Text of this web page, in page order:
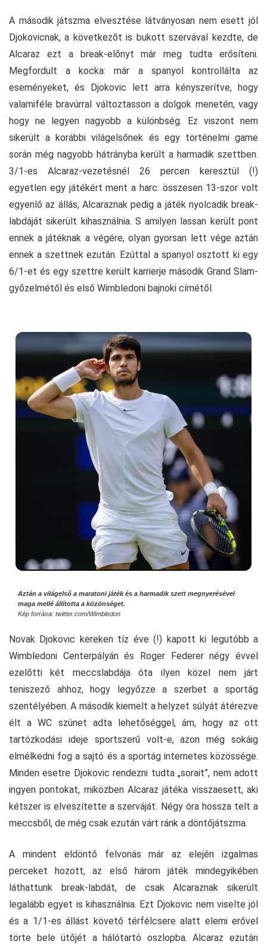
A második játszma elvesztése látványosan nem esett jól
Djokovicnak, a következőt is bukott szervával kezdte, de
Alcaraz ezt a break-előnyt már meg tudta erősíteni.
Megfordult a kocka: már a spanyol kontrollálta az
eseményeket, és Djokovic lett arra kényszerítve, hogy
valamiféle bravúrral változtasson a dolgok menetén, vagy
hogy ne legyen nagyobb a különbség. Ez viszont nem
sikerült a korábbi világelsőnek és egy történelmi game
során még nagyobb hátrányba került a harmadik szettben.
3/1-es Alcaraz-vezetésnél 26 percen keresztül (!)
egyetlen egy játékért ment a harc: összesen 13-szor volt
egyenlő az állás, Alcaraznak pedig a játék nyolcadik break-
labdáját sikerült kihasználnia. S amilyen lassan került pont
ennek a játéknak a végére, olyan gyorsan lett vége aztán
ennek a szettnek ezután. Ezúttal a spanyol osztott ki egy
6/1-et és egy szettre került karrierje második Grand Slam-
győzelmétől és első Wimbledoni bajnoki címétől.
Aztán a világelső a maratoni játék és a harmadik szett megnyerésével
maga mellé állította a közönséget.
Kép forrása: twitter.com/Wimbledon
Novak Djokovic kereken tíz éve (!) kapott ki legutóbb a
Wimbledoni Centerpályán és Roger Federer négy évvel
ezelőtti két meccslabdája óta ilyen közel nem járt
teniszező ahhoz, hogy legyőzze a szerbet a sportág
szentélyében. A második kiemelt a helyzet súlyát átérezve
élt a WC szünet adta lehetőséggel, ám, hogy az ott
tartózkodási ideje sportszerű volt-e, azon még sokáig
elmélkedni fog a sajtó és a sportág internetes közössége.
Minden esetre Djokovic rendezni tudta „sorait”, nem adott
ingyen pontokat, miközben Alcaraz játéka visszaesett, aki
kétszer is elveszítette a szerváját. Négy óra hossza telt a
meccsből, de még csak ezután várt ránk a döntőjátszma.
A mindent eldöntő felvonás már az elején izgalmas
perceket hozott, az első három játék mindegyikében
láthattunk break-labdát, de csak Alcaraznak sikerült
legalább egyet is kihasználnia. Ezt Djokovic nem viselte jól
és a 1/1-es állást követő térfélcsere alatt elemi erővel
törte bele ütőjét a hálótartó oszlopba. Alcaraz ezután